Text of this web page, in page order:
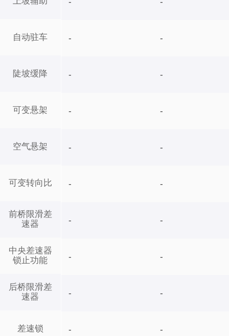
自动驻车
陡坡缓降
可变悬架
空气悬架
可变转向比
前桥限滑差
速器
中央差速器
锁止功能
后桥限滑差
速器
差速锁
- -
- -
- -
- -
- -
- -
- -
- -
- -